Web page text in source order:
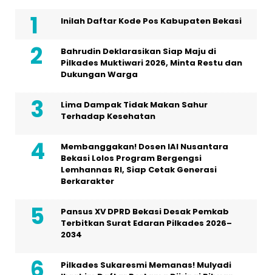
Inilah Daftar Kode Pos Kabupaten Bekasi
Bahrudin Deklarasikan Siap Maju di
Pilkades Muktiwari 2026, Minta Restu dan
Dukungan Warga
Lima Dampak Tidak Makan Sahur
Terhadap Kesehatan
Membanggakan! Dosen IAI Nusantara
Bekasi Lolos Program Bergengsi
Lemhannas RI, Siap Cetak Generasi
Berkarakter
Pansus XV DPRD Bekasi Desak Pemkab
Terbitkan Surat Edaran Pilkades 2026–
2034
Pilkades Sukaresmi Memanas! Mulyadi